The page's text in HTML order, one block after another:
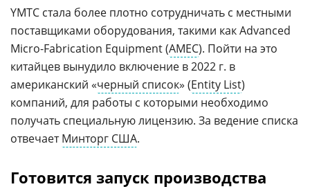
YMTC стала более плотно сотрудничать с местными
поставщиками оборудования, такими как Advanced
Micro-Fabrication Equipment (AMEC). Пойти на это
китайцев вынудило включение в 2022 г. в
американский «черный список» (Entity List)
компаний, для работы с которыми необходимо
получать специальную лицензию. За ведение списка
отвечаетМинторг США.
Готовится запуск производства